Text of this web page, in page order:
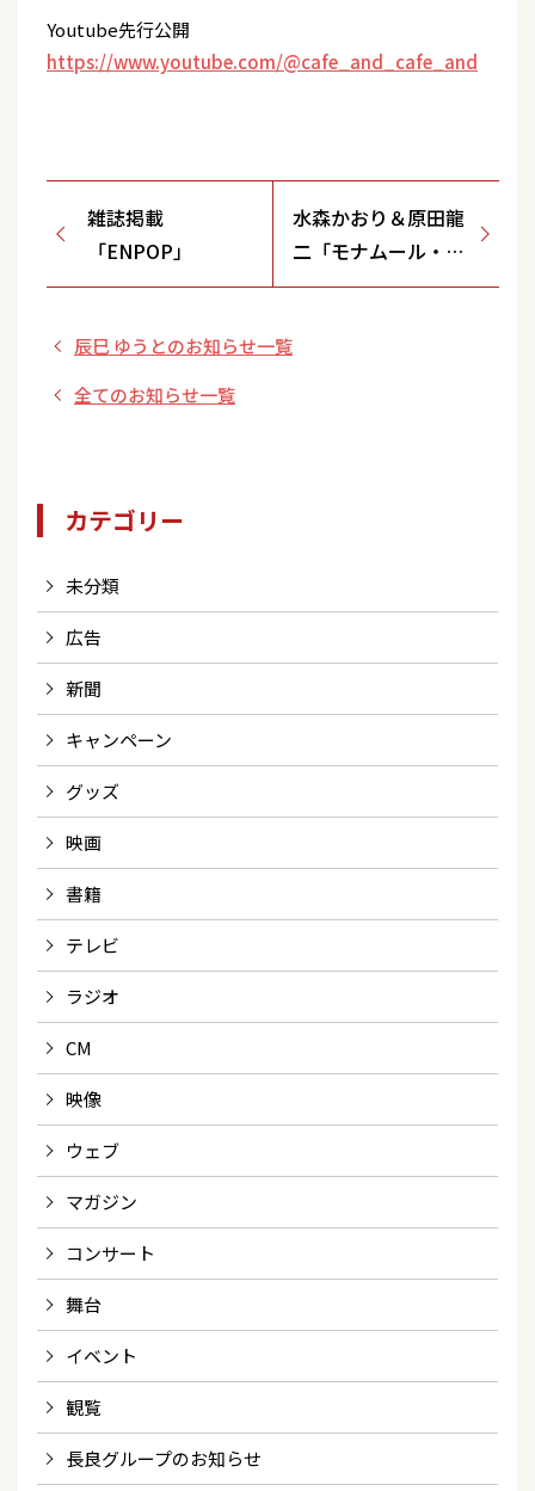
Youtube先行公開
https://www.youtube.com/@cafe_and_cafe_and
雑誌掲載
「ENPOP」
水森かおり＆原田龍
二「モナムール・モ
ナミ～愛しい人よ
売記念ミニステージ
辰巳 ゆうとのお知らせ一覧
全てのお知らせ一覧
カテゴリー
未分類
広告
新聞
キャンペーン
グッズ
映画
書籍
テレビ
ラジオ
CM
映像
ウェブ
マガジン
コンサート
舞台
イベント
観覧
長良グループのお知らせ